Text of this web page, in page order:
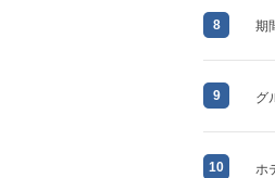
8 期
9 グ
10 ホ